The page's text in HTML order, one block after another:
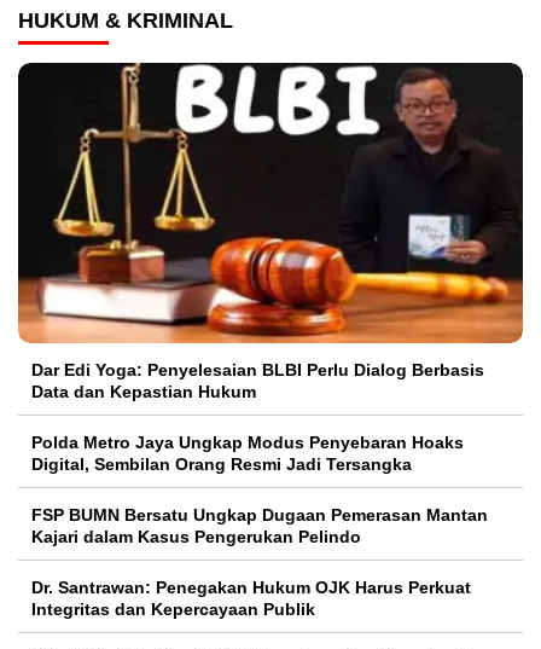
HUKUM & KRIMINAL
Dar Edi Yoga: Penyelesaian BLBI Perlu Dialog Berbasis
Data dan Kepastian Hukum
Polda Metro Jaya Ungkap Modus Penyebaran Hoaks
Digital, Sembilan Orang Resmi Jadi Tersangka
FSP BUMN Bersatu Ungkap Dugaan Pemerasan Mantan
Kajari dalam Kasus Pengerukan Pelindo
Dr. Santrawan: Penegakan Hukum OJK Harus Perkuat
Integritas dan Kepercayaan Publik